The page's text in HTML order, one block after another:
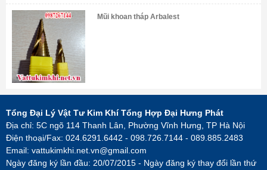
Mũi khoan tháp Arbalest
Tổng Đại Lý Vật Tư Kim Khí Tổng Hợp Đại Hưng Phát
Địa chỉ: 5C ngõ 114 Thanh Lân, Phường Vĩnh Hưng, TP Hà Nội
Điện thoại/Fax: 024.6291.6442 - 098.726.7144 - 089.885.2483
Email: vattukimkhi.net.vn@gmail.com
Ngày đăng ký lần đầu: 20/07/2015 - Ngày đăng ký thay đổi lần thứ